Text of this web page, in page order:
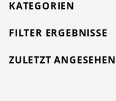
KATEGORIEN
FILTER ERGEBNISSE
ZULETZT ANGESEHEN